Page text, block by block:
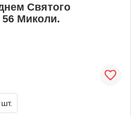
Святого
56 Миколи.
шт.